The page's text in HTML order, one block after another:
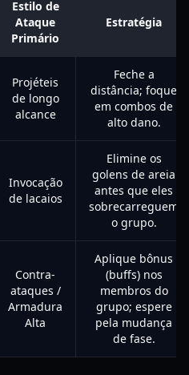
Estilo de
Ataque
Primário
Estratégia
Projéteis
de longo
alcance
Feche a
distância; foque
em combos de
alto dano.
Invocação
de lacaios
Elimine os
golens de areia
antes que eles
sobrecarreguem
o grupo.
Contra-
ataques /
Armadura
Alta
Aplique bônus
(buffs) nos
membros do
grupo; espere
pela mudança
de fase.